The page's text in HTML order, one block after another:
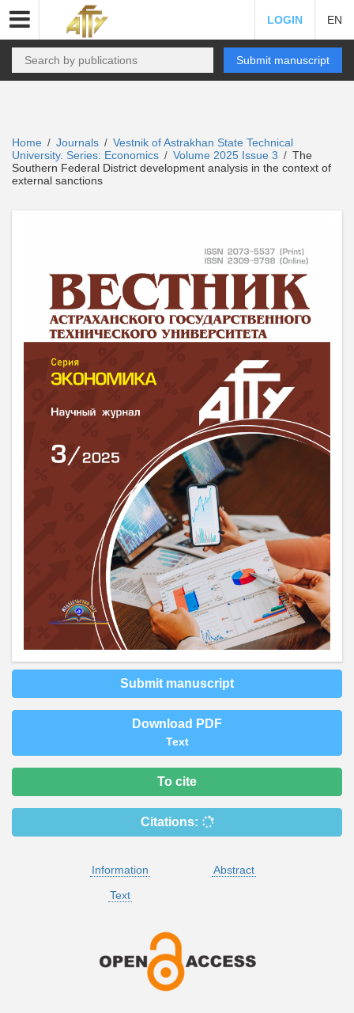
LOGIN EN
Submit manuscript
Home / Journals / Vestnik of Astrakhan State Technical
University. Series: Economics / Volume 2025 Issue 3 / The
Southern Federal District development analysis in the context of
external sanctions
Submit manuscript
Download PDF
Text
To cite
Citations:
Information
Abstract
Text